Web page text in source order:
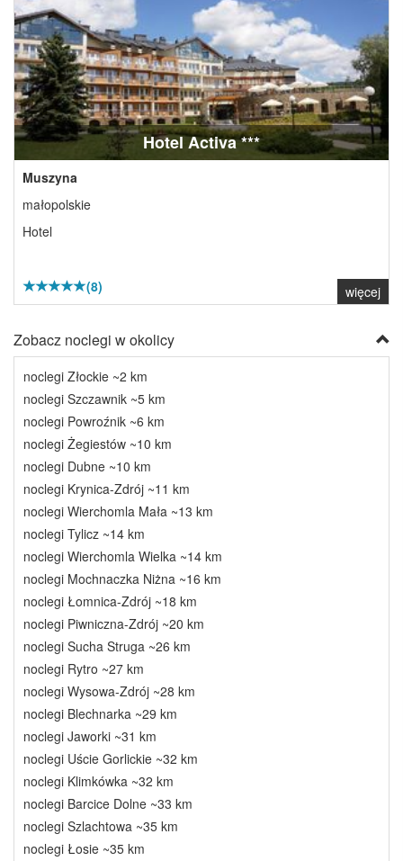
Hotel Activa ***
Muszyna
małopolskie
Hotel
(8) więcej
Zobacz noclegi w okolicy
noclegi Złockie ~2 km
noclegi Szczawnik ~5 km
noclegi Powroźnik ~6 km
noclegi Żegiestów ~10 km
noclegi Dubne ~10 km
noclegi Krynica-Zdrój ~11 km
noclegi Wierchomla Mała ~13 km
noclegi Tylicz ~14 km
noclegi Wierchomla Wielka ~14 km
noclegi Mochnaczka Niżna ~16 km
noclegi Łomnica-Zdrój ~18 km
noclegi Piwniczna-Zdrój ~20 km
noclegi Sucha Struga ~26 km
noclegi Rytro ~27 km
noclegi Wysowa-Zdrój ~28 km
noclegi Blechnarka ~29 km
noclegi Jaworki ~31 km
noclegi Uście Gorlickie ~32 km
noclegi Klimkówka ~32 km
noclegi Barcice Dolne ~33 km
noclegi Szlachtowa ~35 km
noclegi Łosie ~35 km